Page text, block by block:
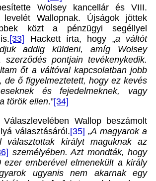
Wolsey kancellár és VIII.
Wallopnak. Újságok jöttek
közt a pénzügyi segéllyel
[33] Hackett írta, hogy „a váltót
addig küldeni, amíg Wolsey
szerződés pontjain tevékenykedik.
őt a váltóval kapcsolatban jobb
de ő figyelmeztetett, hogy ez kevés
és fejedelmeknek, vagy
török ellen.”[34]
Wallop beszámolt
választásáról.[35] „A magyarok a
választottak királyt maguknak az
személyében. Azt mondták, hogy
ezer emberével elmenekült a király
ugyanis nem akarnak egy